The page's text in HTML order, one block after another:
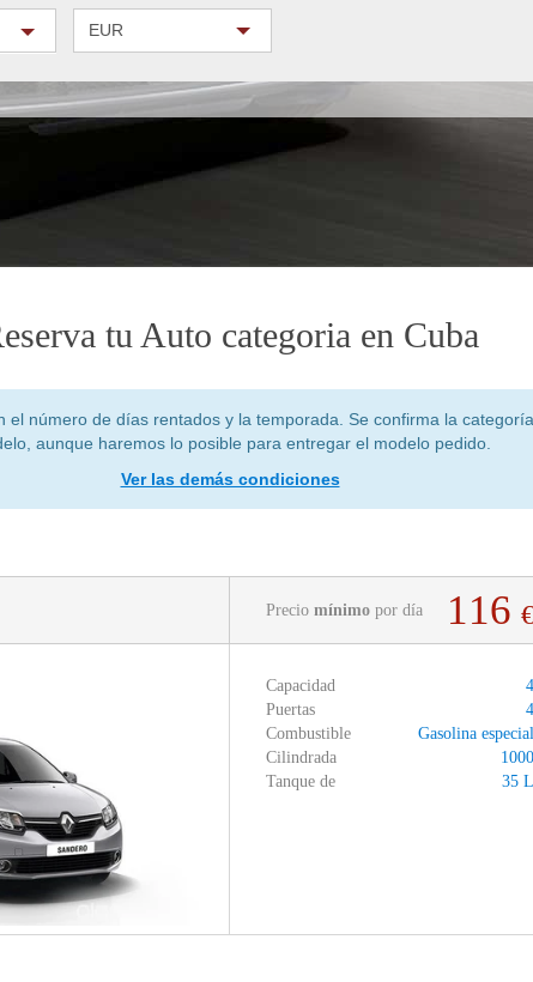
EUR
tu Auto categoria en Cuba
el número de días rentados y la temporada. Se confirma la
aunque haremos lo posible para entregar el modelo pedido.
Ver las demás condiciones
Precio mínimo por día 116
Capacidad
4
Puertas
4
Combustible
Gasolina especial
Cilindrada
1000
Tanque de
35 L